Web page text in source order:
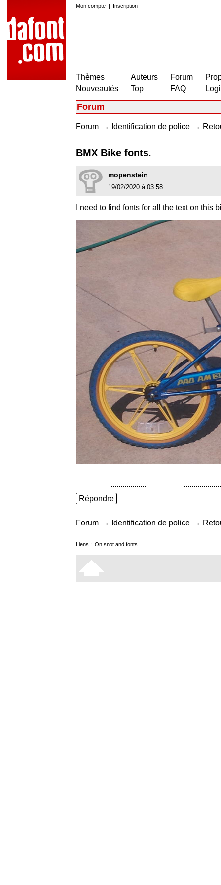
Mon compte | Inscription
Thèmes
Nouveautés
Auteurs
Top
Forum
FAQ
Forum
Forum → Identification de police →
BMX Bike fonts.
mopenstein
19/02/2020 à 03:58
I need to find fonts for all the text on
Répondre
Forum → Identification de police →
Liens : On snot and fonts